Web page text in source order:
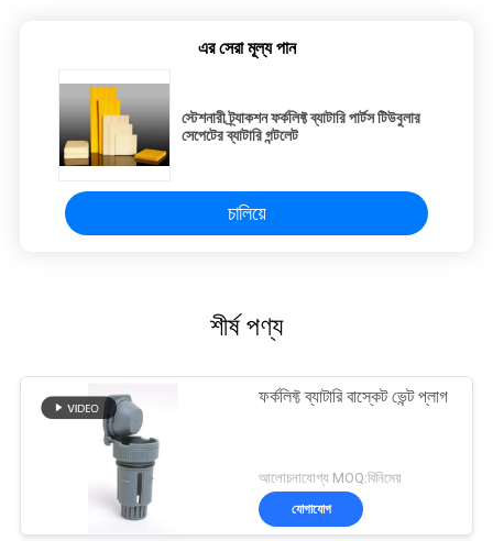
এর সেরা মূল্য পান
স্টেশনারী ট্র্যাকশন ফর্কলিফ্ট ব্যাটারি পার্টস টিউবুলার
সেপেটের ব্যাটারি গন্টলেট
চালিয়ে
শীর্ষ পণ্য
ফর্কলিফ্ট ব্যাটারি বাস্কেট ভেন্ট প্লাগ
আলোচনাযোগ্য MOQ:বিনিমেয়
যোগাযোগ